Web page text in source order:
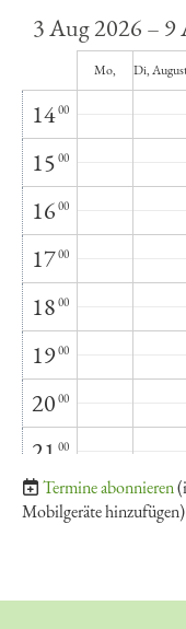
3 Aug 2026 – 9
Mo,
Di,
12
1400
15 00
16 00
1700
18 00
1900
20 00
21 00
2200
Termine abonnieren
Mobilgeräte hinzufügen)